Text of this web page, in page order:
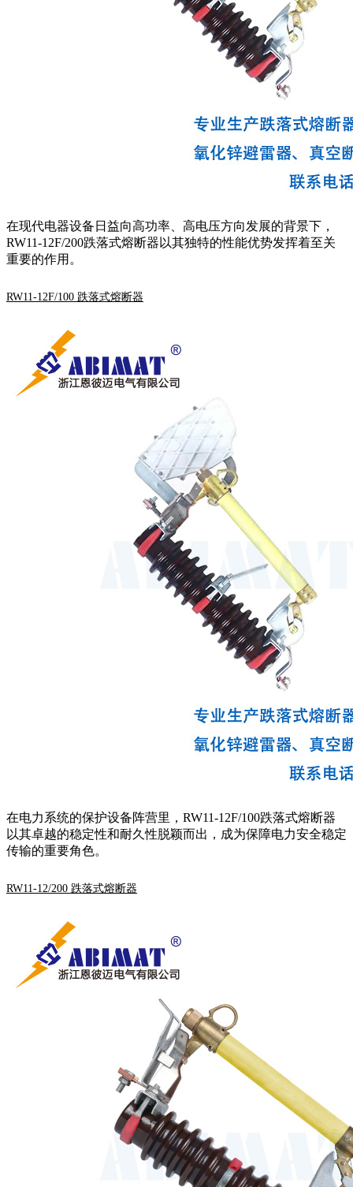
在现代电器设备日益向高功率、高电压方向发展的背景下，
RW11-12F/200跌落式熔断器以其独特的性能优势发挥着至关
重要的作用。
RW11-12F/100 跌落式熔断器
在电力系统的保护设备阵营里，RW11-12F/100跌落式熔断器
以其卓越的稳定性和耐久性脱颖而出，成为保障电力安全稳定
传输的重要角色。
RW11-12/200 跌落式熔断器